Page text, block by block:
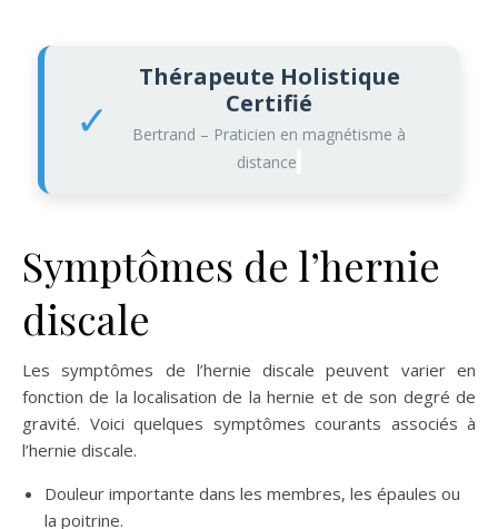
✓
Thérapeute Holistique
Certifié
Bertrand – Praticien en magnétisme à
distance
Symptômes de l’hernie
discale
Les symptômes de l’hernie discale peuvent varier en
fonction de la localisation de la hernie et de son degré de
gravité. Voici quelques symptômes courants associés à
l’hernie discale.
Douleur importante dans les membres, les épaules ou
la poitrine.